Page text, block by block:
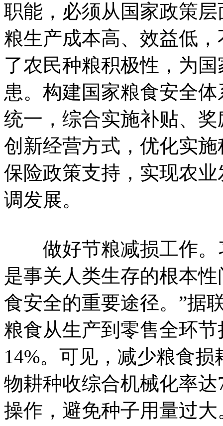
职能，必须从国家政策
粮生产成本高、效益低
了农民种粮积极性，为
患。构建国家粮食安全
统一，综合实施补贴、
创新经营方式，优化实
保险政策支持，实现农
调发展。
做好节粮减损工作。
是事关人类生存的根本
食安全的重要途径。”据
粮食从生产到零售全环
14%。可见，减少粮食
物耕种收综合机械化率
操作，避免种子用量过